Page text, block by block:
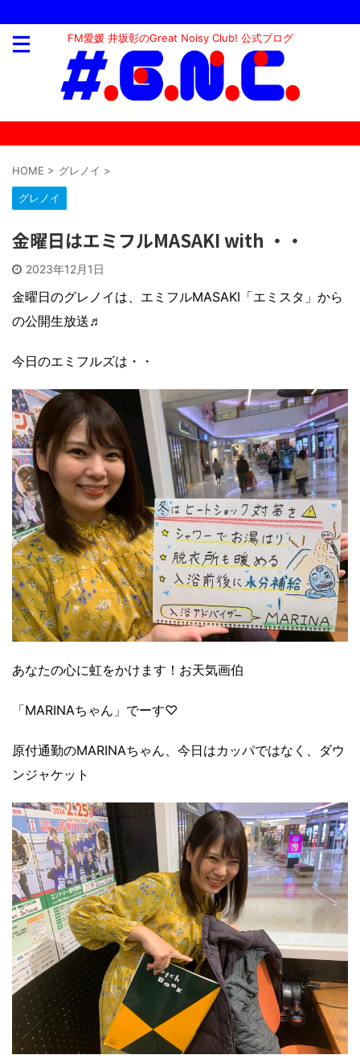
FM愛媛 井坂彰のGreat Noisy Club! 公式ブログ
HOME > グレノイ >
グレノイ
金曜日はエミフルMASAKI with ・・
2023年12月1日
金曜日のグレノイは、エミフルMASAKI「エミスタ」から
の公開生放送♬
今日のエミフルズは・・
あなたの心に虹をかけます！お天気画伯
「MARINAちゃん」でーす♡
原付通勤のMARINAちゃん、今日はカッパではなく、ダウ
ンジャケット